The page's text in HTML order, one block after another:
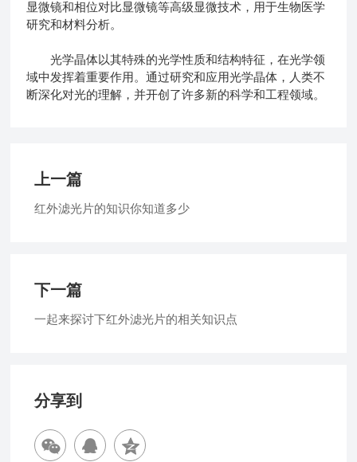
显微镜和相位对比显微镜等高级显微技术，用于生物医学
研究和材料分析。
光学晶体以其特殊的光学性质和结构特征，在光学领
域中发挥着重要作用。通过研究和应用光学晶体，人类不
断深化对光的理解，并开创了许多新的科学和工程领域。
上一篇
红外滤光片的知识你知道多少
下一篇
一起来探讨下红外滤光片的相关知识点
分享到